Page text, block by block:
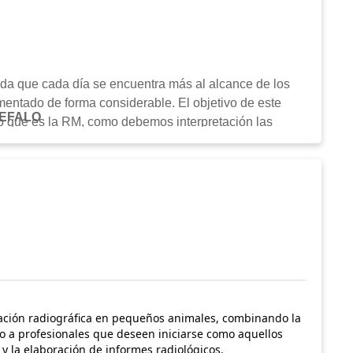
que cada día se encuentra más al alcance de los
de forma considerable. El objetivo de este
es la RM, como debemos interpretación las
básicos de la RM el cual puede ser de un
embargo, en el resto de los módulos trataremos la
de encéfalo, medula y musculoesqueletico,
y el aspecto de las principales patologías,
equipo de RM y quiere mejorar la técnica o la
desea mejorar el entendimiento de los informes que
radiográfica en pequeños animales, combinando la
profesionales que deseen iniciarse como aquellos
la elaboración de informes radiológicos.